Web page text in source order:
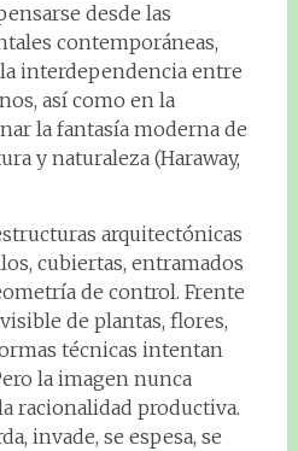
desde las
contemporáneas,
interdependencia entre
así como en la
la fantasía moderna de
y naturaleza (Haraway,
arquitectónicas
cubiertas, entramados
de control. Frente
de plantas, flores,
técnicas intentan
la imagen nunca
racionalidad productiva.
invade, se espesa, se